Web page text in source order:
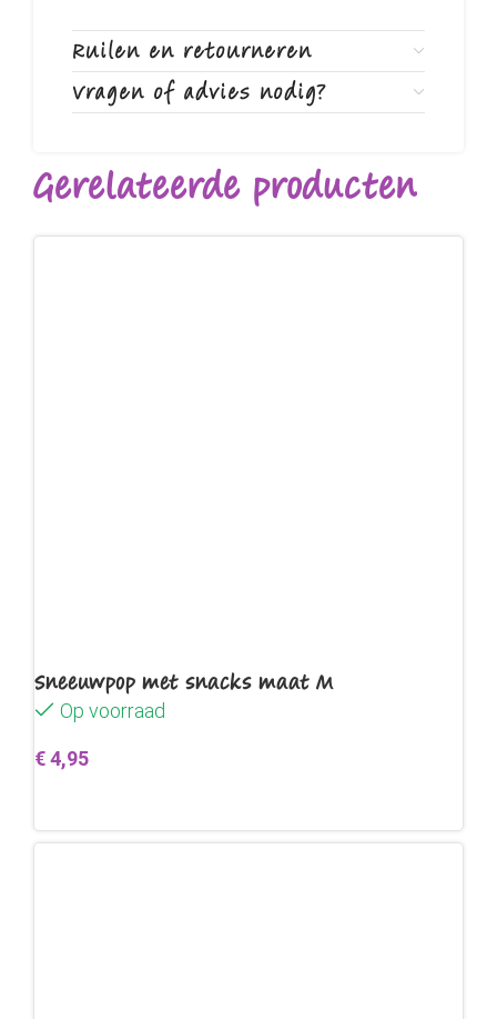
Ruilen en retourneren
Vragen of advies nodig?
Gerelateerde producten
Sneeuwpop met snacks maat M
Op voorraad
€4,95